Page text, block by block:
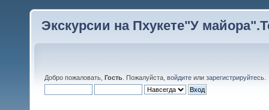
Экскурсии на Пхукете"У
Добро пожаловать, Гость . Пожалуйста, войдите или зарегистрируйтесь